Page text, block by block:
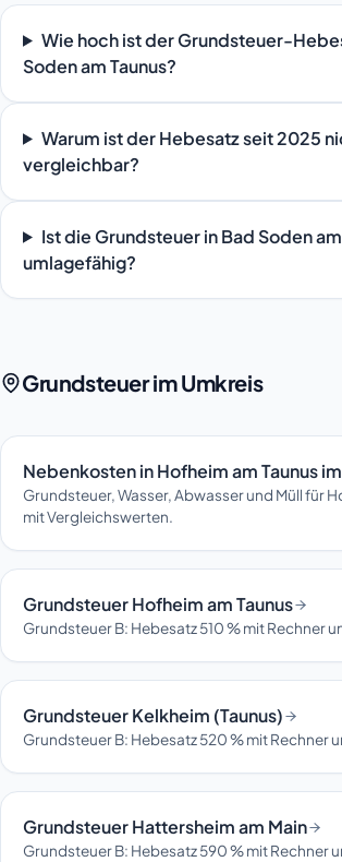
Wie hoch ist der Grundsteuer-
Soden am Taunus?
Warum ist der Hebesatz seit 2025
vergleichbar?
Ist die Grundsteuer in Bad Soden
umlagefähig?
Grundsteuer im Umkreis
Nebenkosten in Hofheim am Taunus
Grundsteuer, Wasser, Abwasser und Müll für
mit Vergleichswerten.
Grundsteuer Hofheim am Taunus
Grundsteuer B: Hebesatz 510 % mit Rechner
Grundsteuer Kelkheim (Taunus)
Grundsteuer B: Hebesatz 520 % mit Rechner
Grundsteuer Hattersheim am Main
Grundsteuer B: Hebesatz 590 % mit Rechner